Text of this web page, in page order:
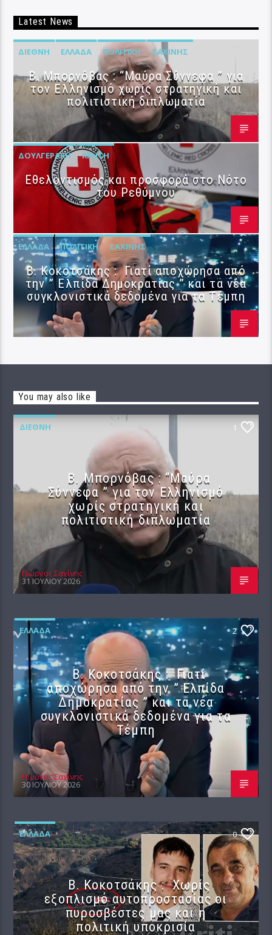
Latest News
ΔΙΕΘΝΉ ΕΛΛΆΔΑ ΠΟΛΙΤΙΚΉ ΣΑΧΊΝΗΣ
B. Μπορνόβας : “Μαύρα Σύννεφα ” για
τον Ελληνισμό χωρίς στρατηγική και
πολιτιστική διπλωματία
ΔΟΥΛΓΕΡΆΚΗ ΚΡΉΤΗ
Εθελοντισμός και προσφορά στο Νότο
του Ρεθύμνου
ΕΛΛΆΔΑ ΠΟΛΙΤΙΚΉ ΣΑΧΊΝΗΣ
Β. Κοκοτσάκης : Γιατί αποχώρησα από
την ” Ελπίδα Δημοκρατίας ” και τα νέα
συγκλονιστικά δεδομένα για τα Τέμπη
You may also like
ΔΙΕΘΝΉ 1
B. Μπορνόβας : “Μαύρα
Σύννεφα ” για τον Ελληνισμό
χωρίς στρατηγική και
πολιτιστική διπλωματία
Γιώργος Σαχίνης
31 ΙΟΥΛΊΟΥ 2026
ΕΛΛΆΔΑ 2
Β. Κοκοτσάκης : Γιατί
αποχώρησα από την ” Ελπίδα
Δημοκρατίας ” και τα νέα
συγκλονιστικά δεδομένα για τα
Τέμπη
Γιώργος Σαχίνης
30 ΙΟΥΛΊΟΥ 2026
ΕΛΛΆΔΑ 0
Β. Κοκοτσάκης : Χωρίς
εξοπλισμό αυτοπροστασίας οι
πυροσβέστες μας και η
πολιτική υποκρισία